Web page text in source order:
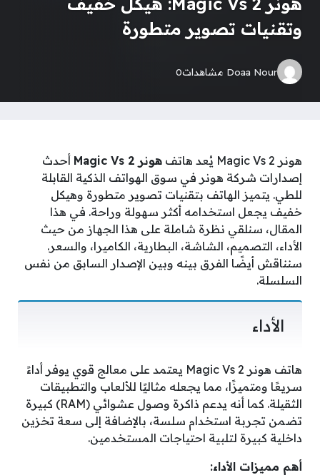
وتقنيات تصوير متطورة
Doaa Nour مشاهدات0
هونر Magic Vs 2 يُعد هاتف هونر Magic Vs 2
أحدث
إصدارات شركة هونر في سوق الهواتف الذكية القابلة
للطي. يتميز الهاتف بتقنيات تصوير متطورة وهيكل
خفيف يجعل استخدامه أكثر سهولة وراحة. في هذا
المقال، سنلقي نظرة شاملة على هذا الجهاز من حيث
الأداء، التصميم، الشاشة، البطارية، الكاميرا، والسعر.
سنناقش أيضًا الفرق بينه وبين الإصدار السابق من نفس
السلسلة.
الأداء
هاتف هونر Magic Vs 2 يعتمد على معالج قوي يوفر أداءً
سريعًا ومتميزًا، مما يجعله مثاليًا للألعاب والتطبيقات
الثقيلة. كما أنه يدعم ذاكرة وصول عشوائي (RAM) كبيرة
تضمن تجربة استخدام سلسة، بالإضافة إلى سعة تخزين
داخلية كبيرة لتلبية احتياجات المستخدمين.
أهم مميزات الأداء: